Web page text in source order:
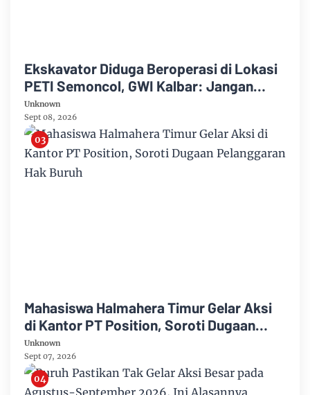
Ekskavator Diduga Beroperasi di Lokasi
PETI Semoncol, GWI Kalbar: Jangan
Hanya Tangkap Pekerja!
Unknown
Sept 08, 2026
Mahasiswa Halmahera Timur Gelar Aksi
di Kantor PT Position, Soroti Dugaan
Pelanggaran Hak Buruh
Unknown
Sept 07, 2026